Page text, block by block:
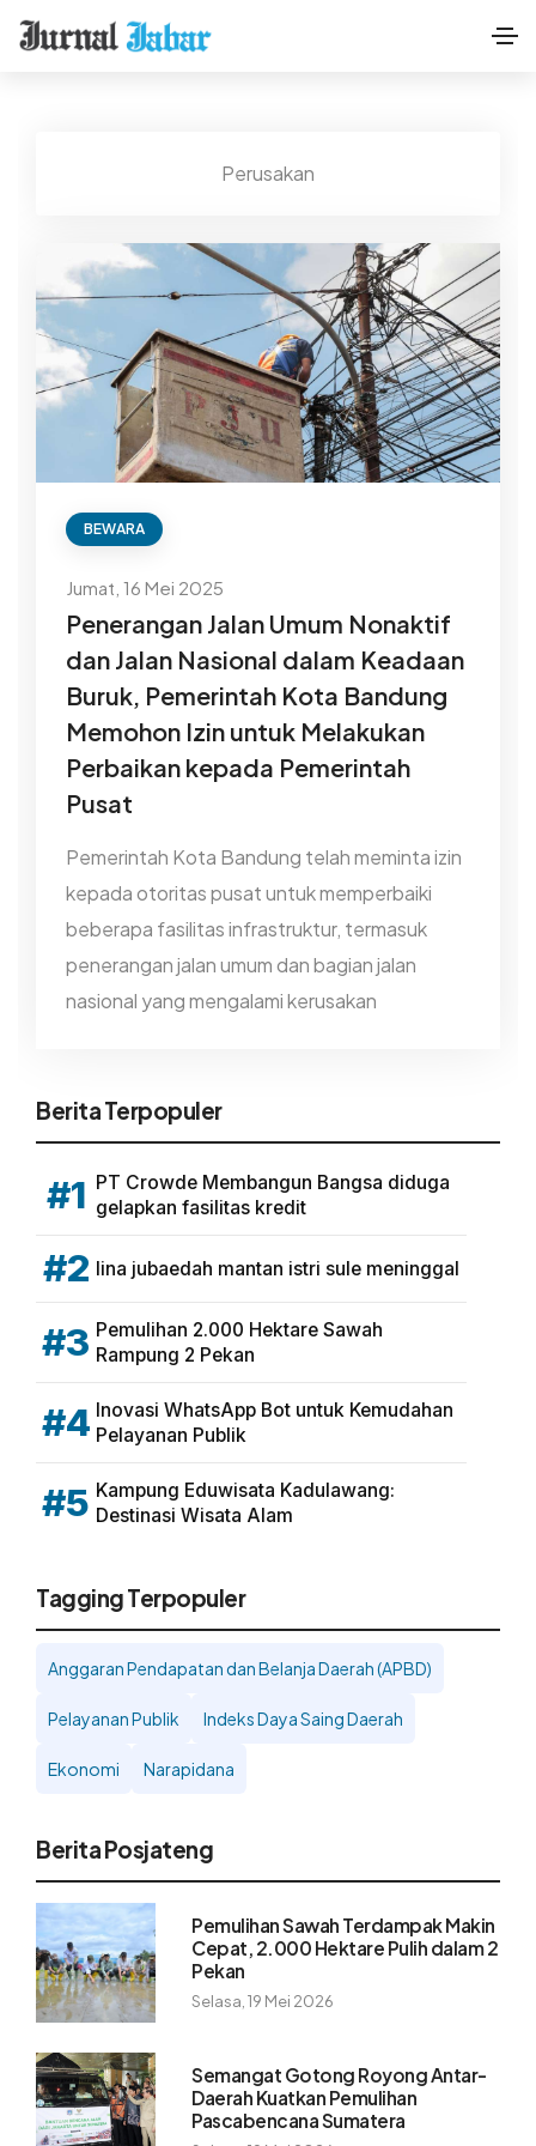
Perusakan
BEWARA
Jumat, 16 Mei 2025
Penerangan Jalan Umum Nonaktif
dan Jalan Nasional dalam Keadaan
Buruk, Pemerintah Kota Bandung
Memohon Izin untuk Melakukan
Perbaikan kepada Pemerintah
Pusat
Pemerintah Kota Bandung telah meminta izin
kepada otoritas pusat untuk memperbaiki
beberapa fasilitas infrastruktur, termasuk
penerangan jalan umum dan bagian jalan
nasional yang mengalami kerusakan
Berita Terpopuler
#1 PT Crowde Membangun Bangsa diduga
gelapkan fasilitas kredit
#2 lina jubaedah mantan istri sule meninggal
#3 Pemulihan 2.000 Hektare Sawah
Rampung 2 Pekan
#4 Inovasi WhatsApp Bot untuk Kemudahan
Pelayanan Publik
#5 Kampung Eduwisata Kadulawang:
Destinasi Wisata Alam
Tagging Terpopuler
Anggaran Pendapatan dan Belanja Daerah (APBD)
Pelayanan Publik Indeks Daya Saing Daerah
Ekonomi Narapidana
Berita Posjateng
Pemulihan Sawah Terdampak Makin
Cepat, 2.000 Hektare Pulih dalam 2
Pekan
Selasa, 19 Mei 2026
Semangat Gotong Royong Antar-
Daerah Kuatkan Pemulihan
Pascabencana Sumatera